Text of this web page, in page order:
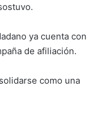
ya cuenta con
de afiliación.
como una